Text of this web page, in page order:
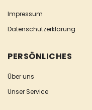
Impressum
Datenschutzerklärung
PERSÖNLICHES
Über uns
Unser Service